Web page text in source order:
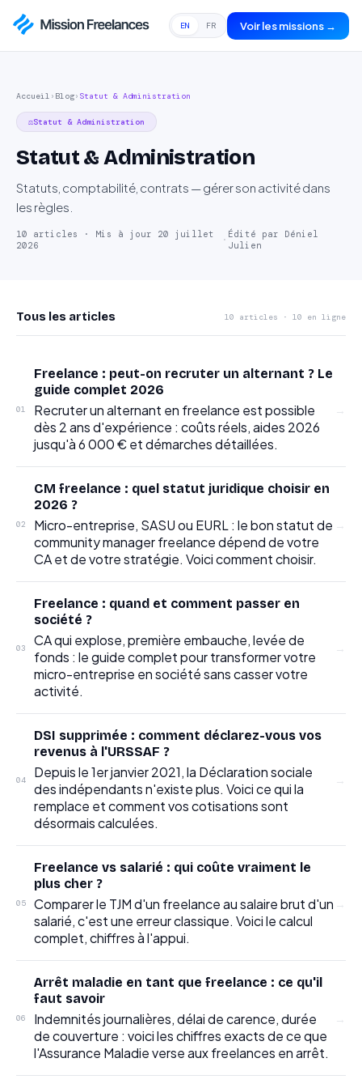
EN FR Voir les missions →
Accueil › Blog› Statut & Administration
⚖️Statut & Administration
Statut & Administration
Statuts, comptabilité, contrats — gérer son activité dans
les règles.
10 articles · Mis à jour 20 juillet
2026
· Édité par Déniel
Julien
Tous les articles 10 articles · 10 en ligne
01
Freelance : peut-on recruter un alternant ? Le
guide complet 2026
Recruter un alternant en freelance est possible
dès 2 ans d'expérience : coûts réels, aides 2026
jusqu'à 6 000 € et démarches détaillées.
→
02
CM freelance : quel statut juridique choisir en
2026 ?
Micro-entreprise, SASU ou EURL : le bon statut de
community manager freelance dépend de votre
CA et de votre stratégie. Voici comment choisir.
→
03
Freelance : quand et comment passer en
société ?
CA qui explose, première embauche, levée de
fonds : le guide complet pour transformer votre
micro-entreprise en société sans casser votre
activité.
→
04
DSI supprimée : comment déclarez-vous vos
revenus à l'URSSAF ?
Depuis le 1er janvier 2021, la Déclaration sociale
des indépendants n'existe plus. Voici ce qui la
remplace et comment vos cotisations sont
désormais calculées.
→
05
Freelance vs salarié : qui coûte vraiment le
plus cher ?
Comparer le TJM d'un freelance au salaire brut d'un
salarié, c'est une erreur classique. Voici le calcul
complet, chiffres à l'appui.
→
06
Arrêt maladie en tant que freelance : ce qu'il
faut savoir
Indemnités journalières, délai de carence, durée
de couverture : voici les chiffres exacts de ce que
l'Assurance Maladie verse aux freelances en arrêt.
→